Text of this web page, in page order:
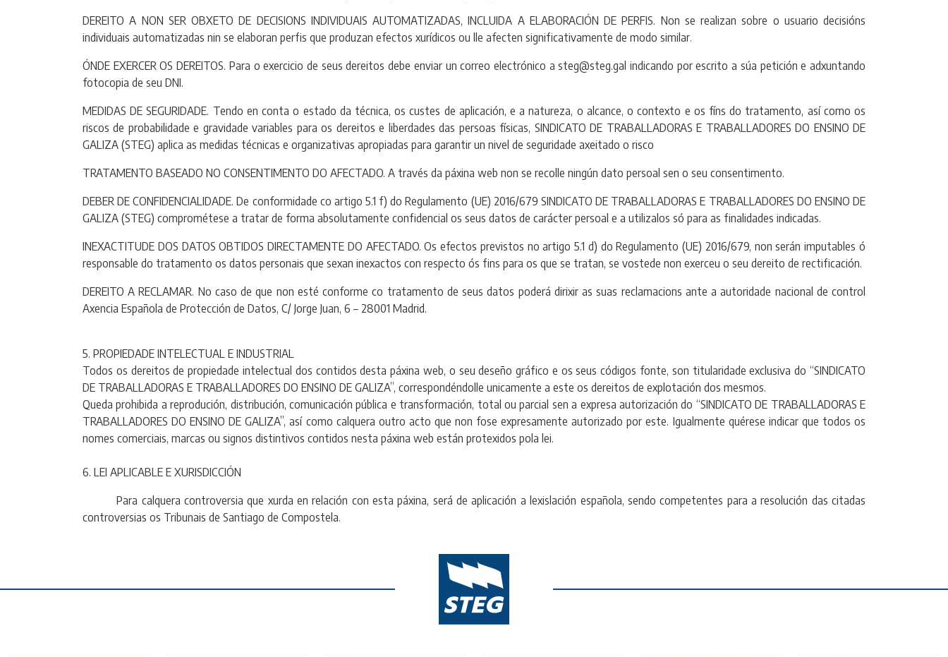
DEREITO A NON SER OBXETO DE DECISIONS INDIVIDUAIS AUTOMATIZADAS, INCLUIDA A ELABORACIÓN DE PERFIS. Non se realizan sobre o usuario decisións
individuais automatizadas nin se elaboran perfis que produzan efectos xurídicos ou lle afecten significativamente de modo similar.
ÓNDE EXERCER OS DEREITOS. Para o exercicio de seus dereitos debe enviar un correo electrónico a steg@steg.gal indicando por escrito a súa petición e adxuntando
fotocopia de seu DNI.
MEDIDAS DE SEGURIDADE. Tendo en conta o estado da técnica, os custes de aplicación, e a natureza, o alcance, o contexto e os fíns do tratamento, así como os
riscos de probabilidade e gravidade variables para os dereitos e liberdades das persoas físicas, SINDICATO DE TRABALLADORAS E TRABALLADORES DO ENSINO DE
GALIZA (STEG) aplica as medidas técnicas e organizativas apropiadas para garantir un nivel de seguridade axeitado o risco
TRATAMENTO BASEADO NO CONSENTIMENTO DO AFECTADO. A través da páxina web non se recolle ningún dato persoal sen o seu consentimento.
DEBER DE CONFIDENCIALIDADE. De conformidade co artigo 5.1 f) do Regulamento (UE) 2016/679 SINDICATO DE TRABALLADORAS E TRABALLADORES DO ENSINO DE
GALIZA (STEG) comprométese a tratar de forma absolutamente confidencial os seus datos de carácter persoal e a utilizalos só para as finalidades indicadas.
INEXACTITUDE DOS DATOS OBTIDOS DIRECTAMENTE DO AFECTADO. Os efectos previstos no artigo 5.1 d) do Regulamento (UE) 2016/679, non serán imputables ó
responsable do tratamento os datos personais que sexan inexactos con respecto ós fins para os que se tratan, se vostede non exerceu o seu dereito de rectificación.
DEREITO A RECLAMAR. No caso de que non esté conforme co tratamento de seus datos poderá dirixir as suas reclamacions ante a autoridade nacional de control
Axencia Española de Protección de Datos, C/ Jorge Juan, 6 – 28001 Madrid.
5. PROPIEDADE INTELECTUAL E INDUSTRIAL
Todos os dereitos de propiedade intelectual dos contidos desta páxina web, o seu deseño gráfico e os seus códigos fonte, son titularidade exclusiva do “SINDICATO
DE TRABALLADORAS E TRABALLADORES DO ENSINO DE GALIZA”, correspondéndolle unicamente a este os dereitos de explotación dos mesmos.
Queda prohibida a reprodución, distribución, comunicación pública e transformación, total ou parcial sen a expresa autorización do “SINDICATO DE TRABALLADORAS E
TRABALLADORES DO ENSINO DE GALIZA”, así como calquera outro acto que non fose expresamente autorizado por este. Igualmente quérese indicar que todos os
nomes comerciais, marcas ou signos distintivos contidos nesta páxina web están protexidos pola lei.
6. LEI APLICABLE E XURISDICCIÓN
Para calquera controversia que xurda en relación con esta páxina, será de aplicación a lexislación española, sendo competentes para a resolución das citadas
controversias os Tribunais de Santiago de Compostela.